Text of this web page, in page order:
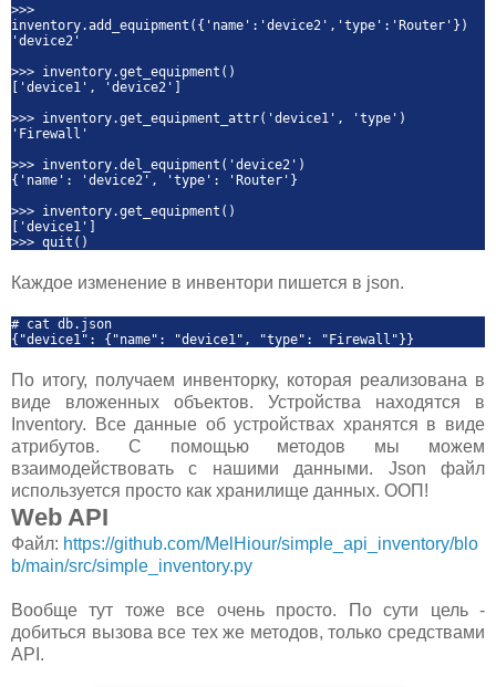
>>>
inventory.add_equipment({'name':'device2','type':'Router'})
'device2'
>>> inventory.get_equipment()
['device1', 'device2']
>>> inventory.get_equipment_attr('device1', 'type')
'Firewall'
>>> inventory.del_equipment('device2')
{'name': 'device2', 'type': 'Router'}
>>> inventory.get_equipment()
['device1']
>>> quit()
Каждое изменение в инвентори пишется в json.
# cat db.json
{"device1": {"name": "device1", "type": "Firewall"}}
По итогу, получаем инвенторку, которая реализована в
виде вложенных объектов. Устройства находятся в
Inventory. Все данные об устройствах хранятся в виде
атрибутов. С помощью методов мы можем
взаимодействовать с нашими данными. Json файл
используется просто как хранилище данных. ООП!
Web API
Файл: https://github.com/MelHiour/simple_api_inventory/blo
b/main/src/simple_inventory.py
Вообще тут тоже все очень просто. По сути цель -
добиться вызова все тех же методов, только средствами
API.